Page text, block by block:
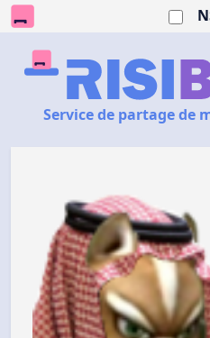
Service de partage de